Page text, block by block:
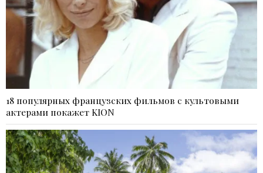
18 популярных французских фильмов с культовыми
актерами покажет KION